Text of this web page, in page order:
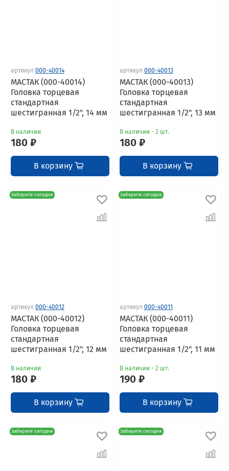
артикул 000-40014
МАСТАК (000-40014)
Головка торцевая
стандартная
шестигранная 1/2", 14 мм
В наличии
180 ₽
В корзину
артикул 000-40013
МАСТАК (000-40013)
Головка торцевая
стандартная
шестигранная 1/2", 13 мм
В наличии - 2 шт.
180 ₽
В корзину
Заберите сегодня
артикул 000-40012
МАСТАК (000-40012)
Головка торцевая
стандартная
шестигранная 1/2", 12 мм
В наличии
180 ₽
В корзину
Заберите сегодня
артикул 000-40011
МАСТАК (000-40011)
Головка торцевая
стандартная
шестигранная 1/2", 11 мм
В наличии - 2 шт.
190 ₽
В корзину
Заберите сегодня Заберите сегодня